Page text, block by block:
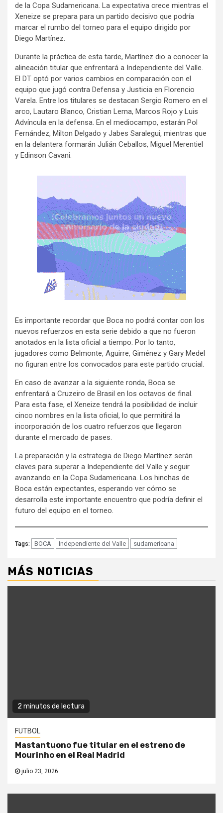
de la Copa Sudamericana. La expectativa crece mientras el
Xeneize se prepara para un partido decisivo que podría
marcar el rumbo del torneo para el equipo dirigido por
Diego Martínez.
Durante la práctica de esta tarde, Martínez dio a conocer la
alineación titular que enfrentará a Independiente del Valle.
El DT optó por varios cambios en comparación con el
equipo que jugó contra Defensa y Justicia en Florencio
Varela. Entre los titulares se destacan Sergio Romero en el
arco, Lautaro Blanco, Cristian Lema, Marcos Rojo y Luis
Advíncula en la defensa. En el mediocampo, estarán Pol
Fernández, Milton Delgado y Jabes Saralegui, mientras que
en la delantera formarán Julián Ceballos, Miguel Merentiel
y Edinson Cavani.
Es importante recordar que Boca no podrá contar con los
nuevos refuerzos en esta serie debido a que no fueron
anotados en la lista oficial a tiempo. Por lo tanto,
jugadores como Belmonte, Aguirre, Giménez y Gary Medel
no figuran entre los convocados para este partido crucial.
En caso de avanzar a la siguiente ronda, Boca se
enfrentará a Cruzeiro de Brasil en los octavos de final.
Para esta fase, el Xeneize tendrá la posibilidad de incluir
cinco nombres en la lista oficial, lo que permitirá la
incorporación de los cuatro refuerzos que llegaron
durante el mercado de pases.
La preparación y la estrategia de Diego Martínez serán
claves para superar a Independiente del Valle y seguir
avanzando en la Copa Sudamericana. Los hinchas de
Boca están expectantes, esperando ver cómo se
desarrolla este importante encuentro que podría definir el
futuro del equipo en el torneo.
Tags: BOCA Independiente del Valle sudamericana
MÁS NOTICIAS
2 minutos de lectura
FUTBOL
Mastantuono fue titular en el estreno de
Mourinho en el Real Madrid
julio 23, 2026